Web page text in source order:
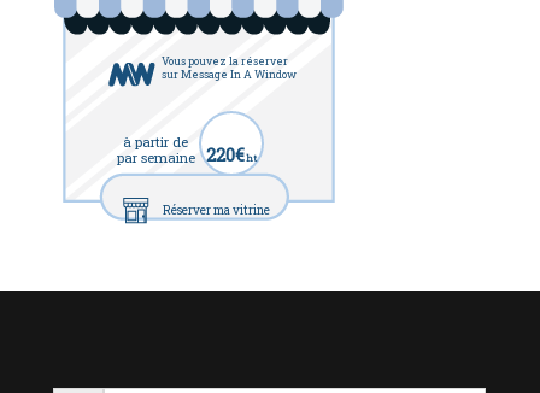
Vous pouvez la réserver
sur Message In A Window
à partir de
par semaine 220€ht
Réserver ma vitrine